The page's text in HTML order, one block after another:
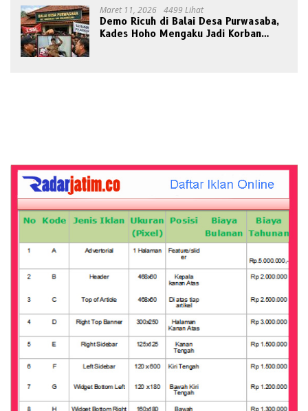
Maret 11, 2026 4499 Lihat
Demo Ricuh di Balai Desa Purwasaba,
Kades Hoho Mengaku Jadi Korban